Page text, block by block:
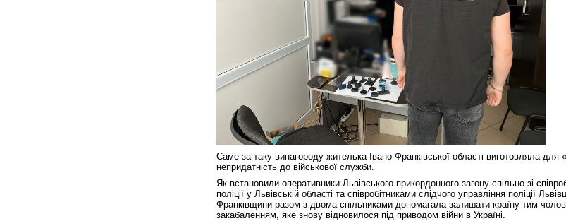
Саме за таку винагороду жителька Івано-Франківської області виготовляла для
непридатність до військової служби.
Як встановили оперативники Львівського прикордонного загону спільно зі
поліції у Львівській області та співробітниками слідчого управління поліції
Франківщини разом з двома спільниками допомагала залишати країну тим
закабаленням, яке знову відновилося під приводом війни в Україні.